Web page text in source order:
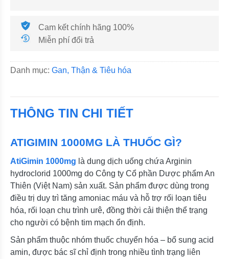
Cam kết chính hãng 100%
Miễn phí đổi trả
Danh mục: Gan, Thận & Tiêu hóa
THÔNG TIN CHI TIẾT
ATIGIMIN 1000MG LÀ THUỐC GÌ?
AtiGimin 1000mg là dung dịch uống chứa Arginin
hydroclorid 1000mg do Công ty Cổ phần Dược phẩm An
Thiên (Việt Nam) sản xuất. Sản phẩm được dùng trong
điều trị duy trì tăng amoniac máu và hỗ trợ rối loạn tiêu
hóa, rối loạn chu trình urê, đồng thời cải thiện thể trạng
cho người có bệnh tim mạch ổn định.
Sản phẩm thuộc nhóm thuốc chuyển hóa – bổ sung acid
amin, được bác sĩ chỉ định trong nhiều tình trạng liên